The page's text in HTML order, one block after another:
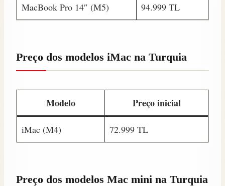
MacBook Pro 14″ (M5) 94.999 TL
Preço dos modelos iMac na Turquia
Modelo Preço inicial
iMac (M4) 72.999 TL
Preço dos modelos Mac mini na Turquia